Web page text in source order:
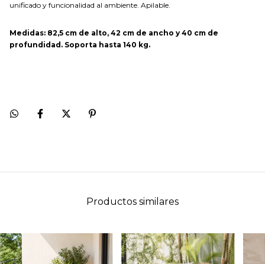
unificado y funcionalidad al ambiente. Apilable.
Medidas: 82,5 cm de alto, 42 cm de ancho y 40 cm de
profundidad. Soporta hasta 140 kg.
Productos similares